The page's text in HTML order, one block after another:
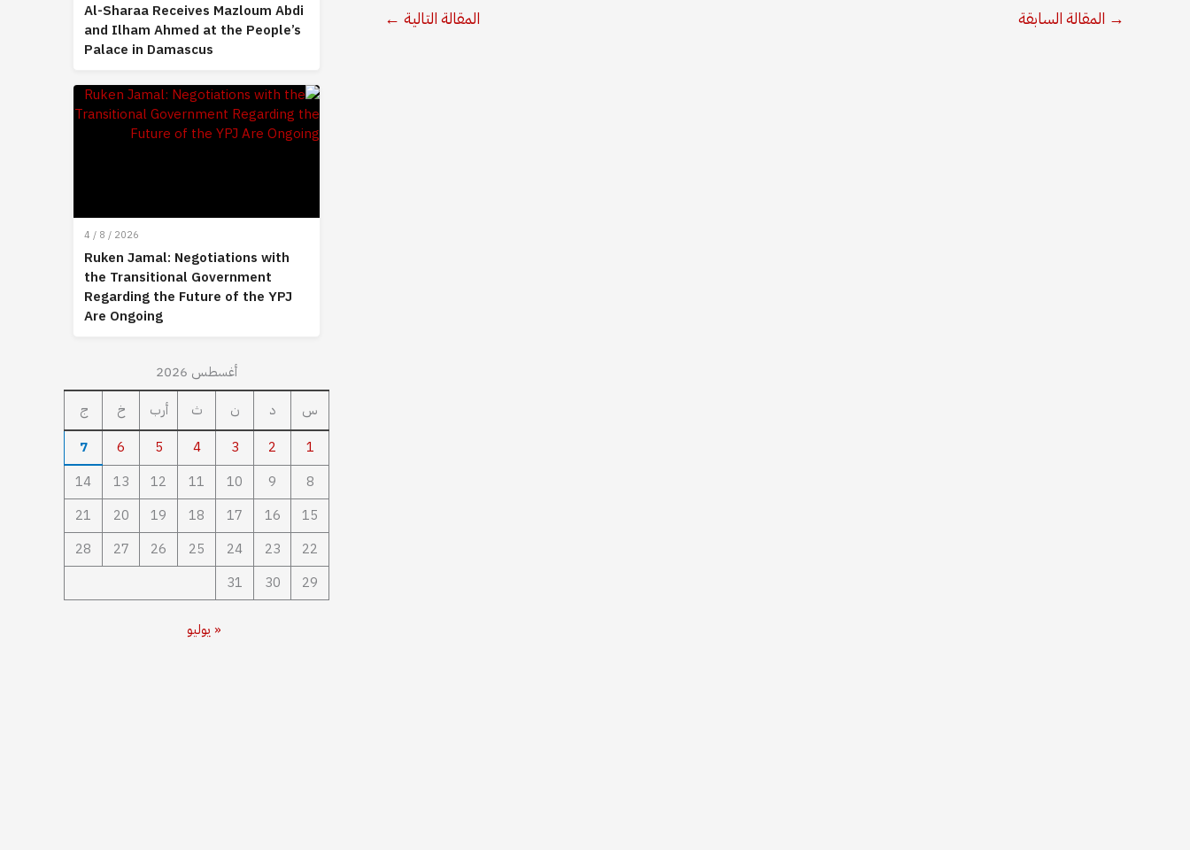
→ المقالة السابقة المقالة التالية ←
Al-Sharaa Receives Mazloum Abdi
and Ilham Ahmed at the People’s
Palace in Damascus
4 / 8 / 2026
Ruken Jamal: Negotiations with
the Transitional Government
Regarding the Future of the YPJ
Are Ongoing
أغسطس 2026
س
د ن ث أرب خ
ج
1
2
3
4
5
6
7
8
9
10
11
12
13
14
15
16
17
18
19
20
21
22
23
24
25
26
27
28
29
30
31
« يوليو